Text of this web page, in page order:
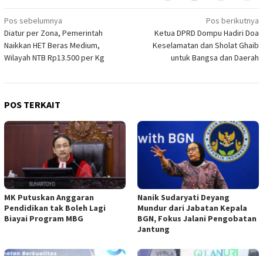
Navigasi
pos
Pos sebelumnya
Diatur per Zona, Pemerintah
Naikkan HET Beras Medium,
Wilayah NTB Rp13.500 per Kg
Pos berikutnya
Ketua DPRD Dompu Hadiri Doa
Keselamatan dan Sholat Ghaib
untuk Bangsa dan Daerah
POS TERKAIT
MK Putuskan Anggaran
Pendidikan tak Boleh Lagi
Biayai Program MBG
Nanik Sudaryati Deyang
Mundur dari Jabatan Kepala
BGN, Fokus Jalani Pengobatan
Jantung